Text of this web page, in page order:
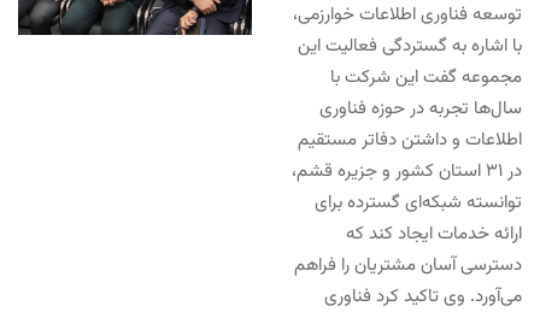
توسعه فناوری اطلاعات خوارزمی،
با اشاره به گستردگی فعالیت این
مجموعه گفت این شرکت با
سال‌ها تجربه در حوزه فناوری
اطلاعات و داشتن دفاتر مستقیم
در ۳۱ استان کشور و جزیره قشم،
توانسته شبکه‌ای گسترده برای
ارائه خدمات ایجاد کند که
دسترسی آسان مشتریان را فراهم
می‌آورد. وی تاکید کرد فناوری